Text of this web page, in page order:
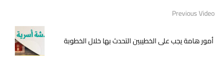
Previous Video
أمور هامة يجب على الخطيبين التحدث بها خلال الخطوبة